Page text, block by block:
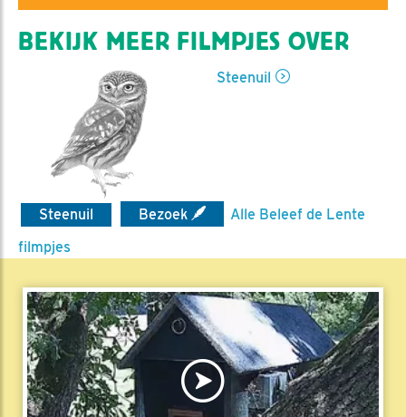
BEKIJK MEER FILMPJES OVER
Steenuil
Steenuil Bezoek
Alle Beleef de Lente
filmpjes